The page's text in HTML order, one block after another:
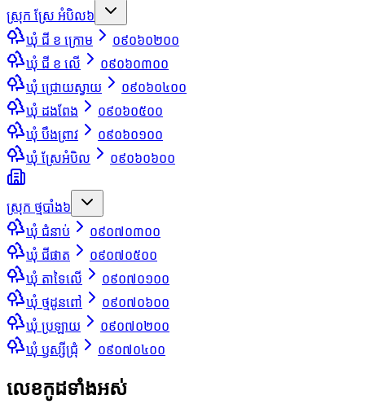
ស្រុក ស្រែ អំបិល៦
ឃុំ ជី ខ ក្រោម
០៩០៦០២០០
ឃុំ ជី ខ លើ
០៩០៦០៣០០
ឃុំ ជ្រោយស្វាយ
០៩០៦០៤០០
ឃុំ ដងពែង
០៩០៦០៥០០
ឃុំ បឹងព្រាវ
០៩០៦០១០០
ឃុំ ស្រែអំបិល
០៩០៦០៦០០
ស្រុក ថ្មបាំង៦
ឃុំ ជំនាប់
០៩០៧០៣០០
ឃុំ ជីផាត
០៩០៧០៥០០
ឃុំ តាទៃលើ
០៩០៧០១០០
ឃុំ ថ្មដូនពៅ
០៩០៧០៦០០
ឃុំ ប្រឡាយ
០៩០៧០២០០
ឃុំ ឫស្សីជ្រុំ
០៩០៧០៤០០
លេខកូដទាំងអស់